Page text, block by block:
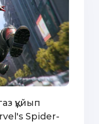
құйып
Spider-